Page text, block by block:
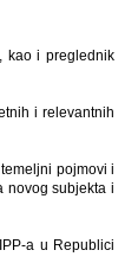
kao i preglednik
i relevantnih
pojmovi i
novog subjekta i
a u Republici